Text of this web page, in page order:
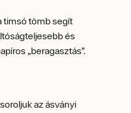
timsó tömb segít
és
„beragasztás”.
az ásványi